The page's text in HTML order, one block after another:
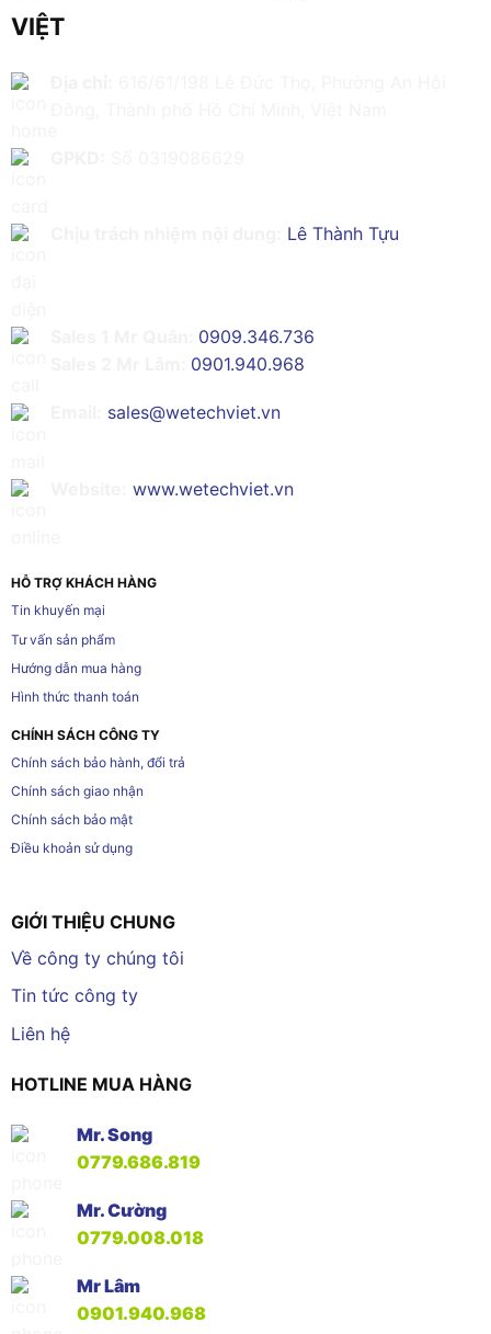
VIỆT
Lê Thành Tựu
0909.346.736
0901.940.968
sales@wetechviet.vn
www.wetechviet.vn
HỖ TRỢ KHÁCH HÀNG
Tin khuyến mại
Tư vấn sản phẩm
Hướng dẫn mua hàng
Hình thức thanh toán
CHÍNH SÁCH CÔNG TY
Chính sách bảo hành, đổi trả
Chính sách giao nhận
Chính sách bảo mật
Điều khoản sử dụng
GIỚI THIỆU CHUNG
Về công ty chúng tôi
Tin tức công ty
Liên hệ
HOTLINE MUA HÀNG
Mr. Song
0779.686.819
Mr. Cường
0779.008.018
Mr Lâm
0901.940.968